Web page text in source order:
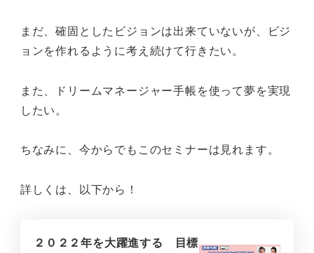
まだ、確固としたビジョンは出来ていないが、ビジ
ョンを作れるように考え続けて行きたい。
また、ドリームマネージャー手帳を使って夢を実現
したい。
ちなみに、今からでもこのセミナーは見れます。
詳しくは、以下から！
２０２２年を大躍進する 目標